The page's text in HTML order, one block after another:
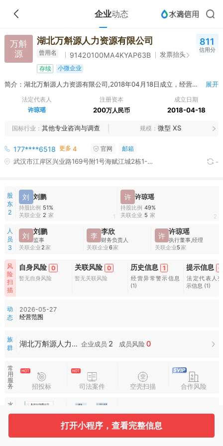
企业动态
万斛
源
湖北万斛源人力资源有限公司
曾用名 91420100MA4KYAP63B 发票抬头
存续 小微企业
811
信用分
简介：湖北万斛源人力资源有限公司,2018年04月18日成立，经营范围包括一般项目：人力资源服务（不含职业中介活动、劳务派遣服务）,劳务服务（不含劳务派遣）,信息技术咨询服务,心理咨询服务,健康咨询服务（不含诊疗服务）,企业管理咨询,企业管理,专业设计服务,平面设计,数字内容制作服务（不含出版发行）,数字广告制作,数字技术服务,摄像及视频制作服务,办公服务,办公用品销售,办公设备销售,互联网销售（除销售需要许可的商品）,养生保健服务（非医疗）,中医养生保健服务（非医疗）,工艺美术品及收藏品零售（象牙及其制品除外）,计算机软硬件及辅助设备零售,物业管理,技术服务、技术开发、技术咨询、技术交流、技术转让、技术推广,电子出版物出租,软件开发,服装服饰零售。（除许可业务外，可自主依法经营法律法规非禁止或限制的项目）许可项目：出版物零售,出版物互联网销售。（依法须经批准的项目，经相关部门批准后方可开展经营活动，具体经营项目以相关部门批准文件或许可证件为准） 展开
法定代表人
许琼瑶
注册资本
200万人民币
成立日期
2018-04-18
国标行业 其他专业咨询与调查 规模 微型 XS
177****6518 更多 4 官网 邮箱
武汉市江岸区兴业路169号附1号海赋江城2栋1-2层(4)商 -
股
东
2
刘 刘鹏
持股比例 51%
关联企业 2 家 1
许 许琼瑶
持股比例 49%
关联企业 5 家 2
人
员
3
刘 刘鹏
监事
关联企业 2家
李 李欣
财务负责人
关联企业6家
许 许琼瑶
执行董事,经理
关联企业5家
风
险
扫
描
自身风险 0
暂无自身风险
关联风险 0
暂无关联风险
历史信息 1
经营异常警示信息
(1)
提示信息 6
法定代表人
示信息 (1)
动
态
2026-05-27
经营范围
族
群
湖北万斛源人力资源有限公司族群 企业成员 2 成员风险 0
常
用
服
务
招投标 司法案件 空壳扫描 合作风险
水
图
打开小程序，查看完整信息